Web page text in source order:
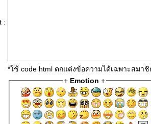
:
*ใช้ code html ตกแต่งข้อความได้เฉพาะสมาชิ
+ Emotion +